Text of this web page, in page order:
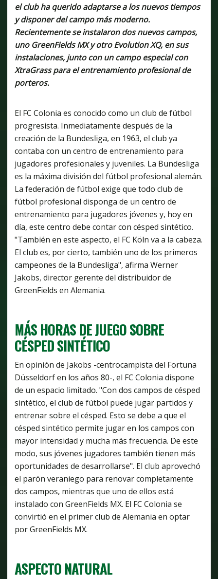
el club ha querido adaptarse a los nuevos tiempos
y disponer del campo más moderno.
Recientemente se instalaron dos nuevos campos,
uno GreenFields MX y otro Evolution XQ, en sus
instalaciones, junto con un campo especial con
XtraGrass para el entrenamiento profesional de
porteros.
El FC Colonia es conocido como un club de fútbol
progresista. Inmediatamente después de la
creación de la Bundesliga, en 1963, el club ya
contaba con un centro de entrenamiento para
jugadores profesionales y juveniles. La Bundesliga
es la máxima división del fútbol profesional alemán.
La federación de fútbol exige que todo club de
fútbol profesional disponga de un centro de
entrenamiento para jugadores jóvenes y, hoy en
día, este centro debe contar con césped sintético.
"También en este aspecto, el FC Köln va a la cabeza.
El club es, por cierto, también uno de los primeros
campeones de la Bundesliga", afirma Werner
Jakobs, director gerente del distribuidor de
GreenFields en Alemania.
MÁS HORAS DE JUEGO SOBRE
CÉSPED SINTÉTICO
En opinión de Jakobs -centrocampista del Fortuna
Düsseldorf en los años 80-, el FC Colonia dispone
de un espacio limitado. "Con dos campos de césped
sintético, el club de fútbol puede jugar partidos y
entrenar sobre el césped. Esto se debe a que el
césped sintético permite jugar en los campos con
mayor intensidad y mucha más frecuencia. De este
modo, sus jóvenes jugadores también tienen más
oportunidades de desarrollarse". El club aprovechó
el parón veraniego para renovar completamente
dos campos, mientras que uno de ellos está
instalado con GreenFields MX. El FC Colonia se
convirtió en el primer club de Alemania en optar
por GreenFields MX.
ASPECTO NATURAL